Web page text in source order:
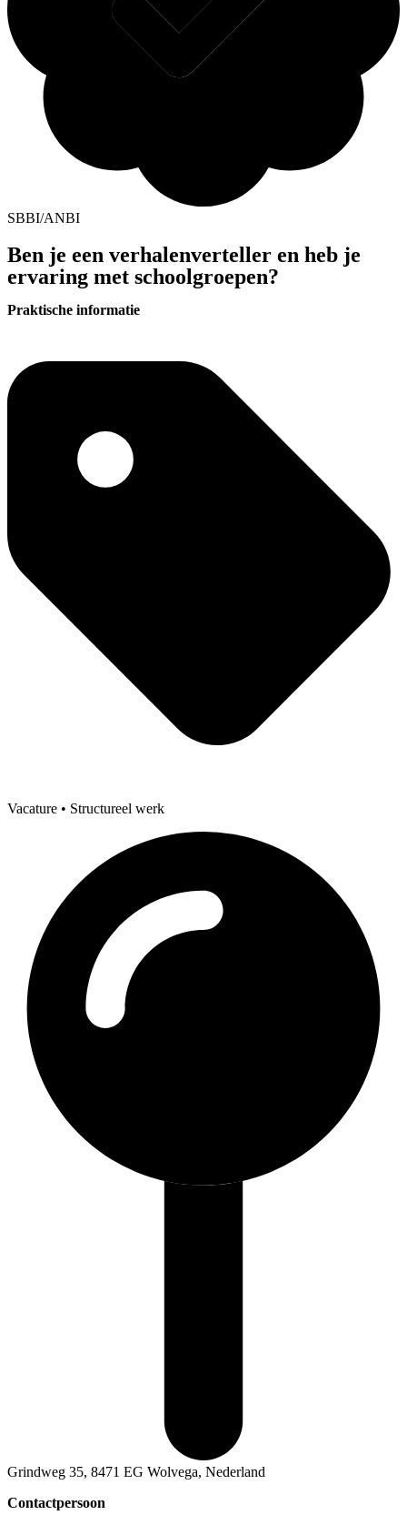
SBBI/ANBI
Ben je een verhalenverteller en heb je
ervaring met schoolgroepen?
Praktische informatie
Vacature • Structureel werk
Grindweg 35, 8471 EG Wolvega, Nederland
Contactpersoon